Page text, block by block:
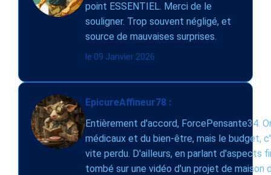
point ESSENTIEL. Merci de le
souligner. Trop souvent négligé, et
source de mauvaises surprises.
le 09 Janvier 2026
EpicureAffineur78 :
Entièrement d'accord, ForcePensante34.
médicaux et du bien-être, mais le budget,
vite perdu. D'ailleurs, en parlant d'aspects
tombé sur une vidéo d'un projet de maison